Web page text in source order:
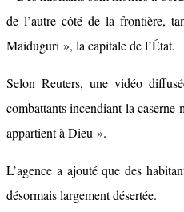
de l’autre côté de la frontière,
Maiduguri », la capitale de l’État.
Selon Reuters, une vidéo
combattants incendiant la
appartient à Dieu ».
L’agence a ajouté que des
désormais largement désertée.